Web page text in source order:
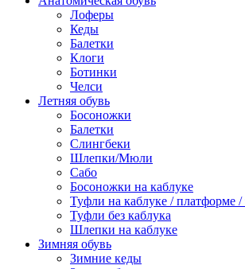
Лоферы
Кеды
Балетки
Клоги
Ботинки
Челси
Летняя обувь
Босоножки
Балетки
Слингбеки
Шлепки/Мюли
Сабо
Босоножки на каблуке
Туфли на каблуке / платформе /
Туфли без каблука
Шлепки на каблуке
Зимняя обувь
Зимние кеды